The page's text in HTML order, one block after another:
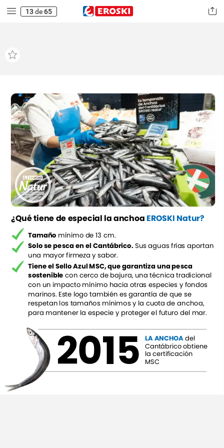
13 de65
¿Quétienedeespecial laanchoa EROSKI Natur?
Tamaño mínimo de 13 cm.
Solosepescaenel Cantábrico. Sus aguas frías aportan
una mayorfirmeza y sabor.
Tieneel SelloAzulMSC,quegarantizaunapesca
sostenible con cerco de bajura, una técnica tradicional
con un impacto mínimo hacia otras especies y fondos
marinos. Este logo también es garantía de que se
respetan los tamaños mínimos y la cuota de anchoa,
para mantener la especie y protegerel futuro del mar.
2015 LAANCHOAdel
Cantábricoobtiene
la certificación
MSC